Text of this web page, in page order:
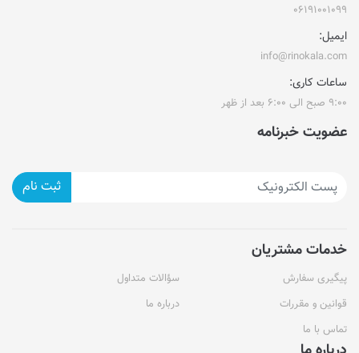
۰۶۱۹۱۰۰۱۰۹۹
ایمیل:
info@rinokala.com
ساعات کاری:
۹:۰۰ صبح الی ۶:۰۰ بعد از ظهر
عضویت خبرنامه
ثبت نام
خدمات مشتریان
پیگیری سفارش
سؤالات متداول
قوانین و مقررات
درباره ما
تماس با ما